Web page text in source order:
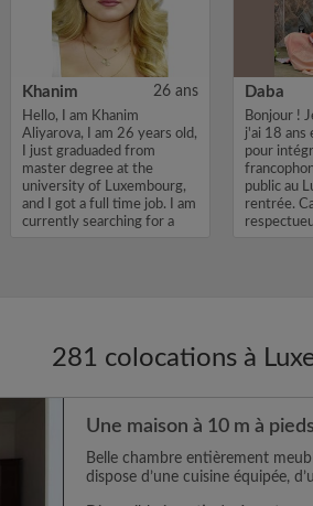
Khanim 26 ans
Hello, I am Khanim
Aliyarova, I am 26 years old,
I just graduaded from
master degree at the
university of Luxembourg,
and I got a full time job. I am
currently searching for a
Daba
Bonjour !
j'ai 18 ans
pour
public au
rentrée.
281 colocations à
Une maison à 10 m à
Belle chambre entièrement
dispose d’une cuisine équipée,